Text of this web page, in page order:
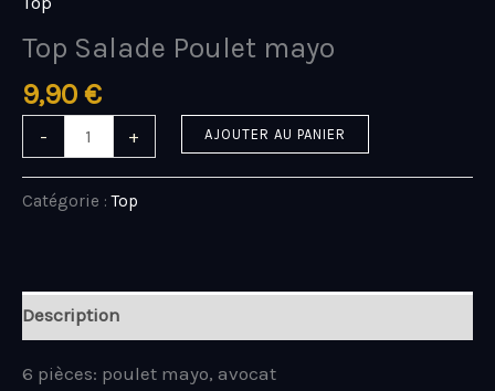
Top Salade Poulet mayo
9,90 €
- + AJOUTER AU PANIER
Catégorie :Top
Description
6 pièces: poulet mayo, avocat